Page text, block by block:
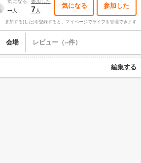
--人 7 人
気になる 参加した
参加する(した)を登録すると、マイページでライブを管理できます
会場 レビュー（--件）
編集する